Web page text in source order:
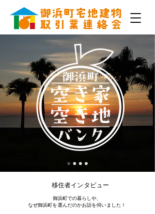
移住者インタビュー
​御浜町での暮らしや、
なぜ御浜町を選んだのかお話を伺いました！